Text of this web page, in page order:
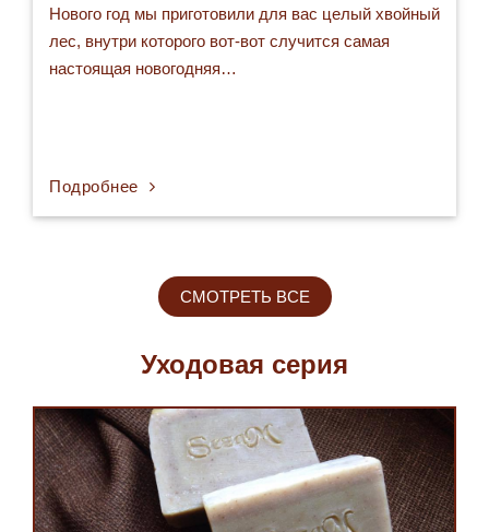
Нового год мы приготовили для вас целый хвойный
лес, внутри которого вот-вот случится самая
настоящая новогодняя…
Подробнее
СМОТРЕТЬ ВСЕ
Уходовая серия